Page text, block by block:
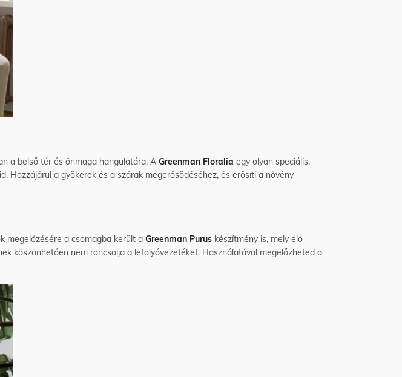
a belső tér és önmaga hangulatára. A Greenman Floralia egy olyan speciális,
Hozzájárul a gyökerek és a szárak megerősödéséhez, és erősíti a növény
megelőzésére a csomagba került a Greenman Purus készítmény is, mely élő
köszönhetően nem roncsolja a lefolyóvezetéket. Használatával megelőzheted a